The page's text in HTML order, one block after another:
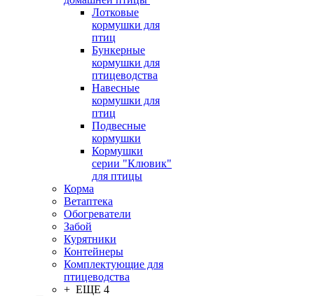
Лотковые
кормушки для
птиц
Бункерные
кормушки для
птицеводства
Навесные
кормушки для
птиц
Подвесные
кормушки
Кормушки
серии "Клювик"
для птицы
Корма
Ветаптека
Обогреватели
Забой
Курятники
Контейнеры
Комплектующие для
птицеводства
+ ЕЩЕ 4